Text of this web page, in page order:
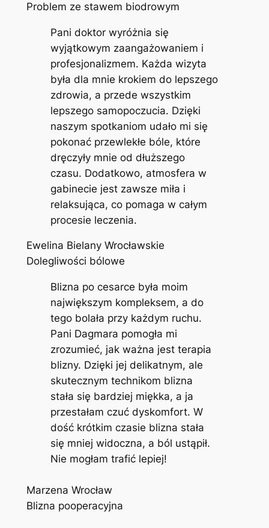
Problem ze stawem biodrowym
Pani doktor wyróżnia się
wyjątkowym zaangażowaniem i
profesjonalizmem. Każda wizyta
była dla mnie krokiem do lepszego
zdrowia, a przede wszystkim
lepszego samopoczucia. Dzięki
naszym spotkaniom udało mi się
pokonać przewlekłe bóle, które
dręczyły mnie od dłuższego
czasu. Dodatkowo, atmosfera w
gabinecie jest zawsze miła i
relaksująca, co pomaga w całym
procesie leczenia.
Ewelina Bielany Wrocławskie
Dolegliwości bólowe
Blizna po cesarce była moim
największym kompleksem, a do
tego bolała przy każdym ruchu.
Pani Dagmara pomogła mi
zrozumieć, jak ważna jest terapia
blizny. Dzięki jej delikatnym, ale
skutecznym technikom blizna
stała się bardziej miękka, a ja
przestałam czuć dyskomfort. W
dość krótkim czasie blizna stała
się mniej widoczna, a ból ustąpił.
Nie mogłam trafić lepiej!
Marzena Wrocław
Blizna pooperacyjna